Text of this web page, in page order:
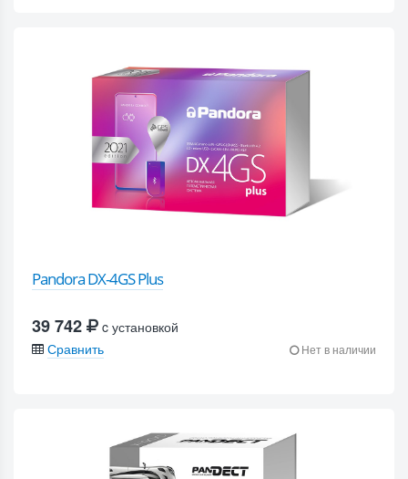
Pandora DX-4GS Plus
39 742
c установкой
Сравнить
Нет в наличии